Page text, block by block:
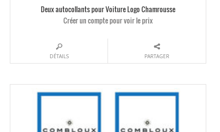
Deux autocollants pour Voiture Logo Chamrousse
Créer un compte pour voir le prix
DÉTAILS PARTAGER